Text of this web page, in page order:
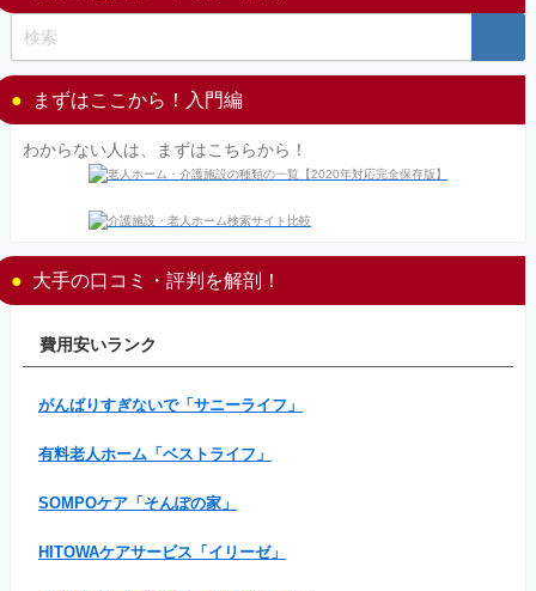
まずはここから！入門編
わからない人は、まずはこちらから！
大手の口コミ・評判を解剖！
費用安いランク
がんばりすぎないで「サニーライフ」
有料老人ホーム「ベストライフ」
SOMPOケア「そんぽの家」
HITOWAケアサービス「イリーゼ」